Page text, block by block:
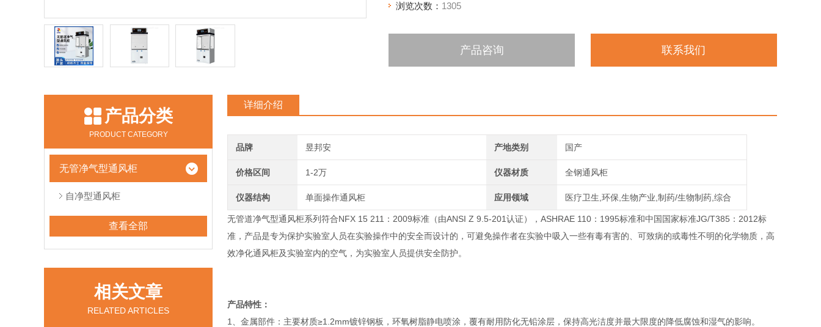
浏览次数： 1305
产品咨询 联系我们
产品分类
PRODUCT CATEGORY
无管净气型通风柜
自净型通风柜
查看全部
相关文章
RELATED ARTICLES
详细介绍
品牌 昱邦安 产地类别 国产
价格区间 1-2万 仪器材质 全钢通风柜
仪器结构 单面操作通风柜 应用领域 医疗卫生,环保,生物产业,制药/生物制药,综合
无管道净气型通风柜系列符合NFX 15 211：2009标准（由ANSI Z 9.5-201认证），ASHRAE 110：1995标准和中国国家标准JG/T385：2012标
准，产品是专为保护实验室人员在实验操作中的安全而设计的，可避免操作者在实验中吸入一些有毒有害的、可致病的或毒性不明的化学物质，高
效净化通风柜及实验室内的空气，为实验室人员提供安全防护。
产品特性 ：
1、金属部件：主要材质≥1.2mm镀锌钢板，环氧树脂静电喷涂，覆有耐用防化无铅涂层，保持高光洁度并最大限度的降低腐蚀和湿气的影响。